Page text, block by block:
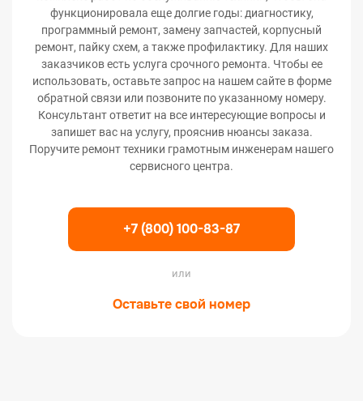
функционировала еще долгие годы: диагностику,
программный ремонт, замену запчастей, корпусный
ремонт, пайку схем, а также профилактику. Для наших
заказчиков есть услуга срочного ремонта. Чтобы ее
использовать, оставьте запрос на нашем сайте в форме
обратной связи или позвоните по указанному номеру.
Консультант ответит на все интересующие вопросы и
запишет вас на услугу, прояснив нюансы заказа.
Поручите ремонт техники грамотным инженерам нашего
сервисного центра.
+7 (800) 100-83-87
или
Оставьте свой номер